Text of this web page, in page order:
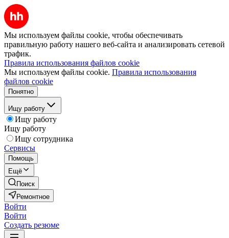
Мы используем файлы cookie, чтобы обеспечивать
правильную работу нашего веб-сайта и анализировать сетевой
трафик.
Правила использования файлов cookie
Мы используем файлы cookie. Правила использования
файлов cookie
Понятно
Ищу работу
Ищу работу
Ищу работу
Ищу сотрудника
Сервисы
Помощь
Ещё
Поиск
Ремонтное
Войти
Войти
Создать резюме